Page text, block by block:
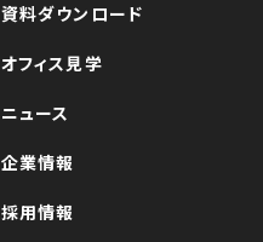
資料ダウンロード
オフィス見学
ニュース
企業情報
採用情報